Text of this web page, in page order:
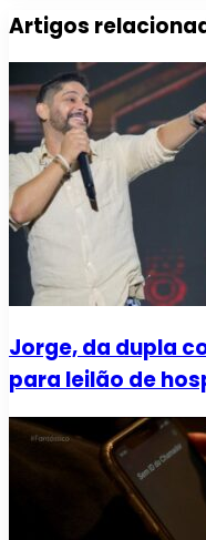
Artigos
Jorge, da dupla
para leilão de